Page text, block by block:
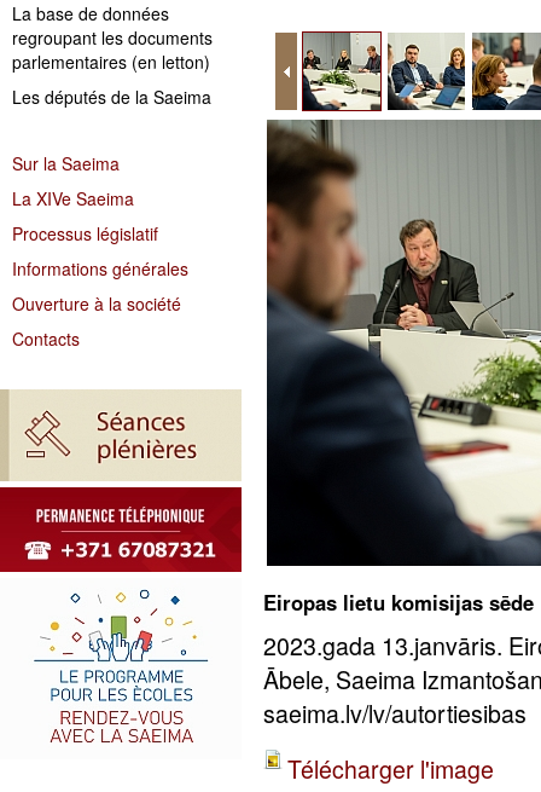
La base de données
regroupant les documents
parlementaires (en letton)
Les députés de la Saeima
Sur la Saeima
La XIVe Saeima
Processus législatif
Informations générales
Ouverture à la société
Contacts
Eiropas lietu komisijas sēde
2023.gada 13.janvāris.
Ābele, Saeima
saeima.lv/lv/autortiesibas
Télécharger l'image